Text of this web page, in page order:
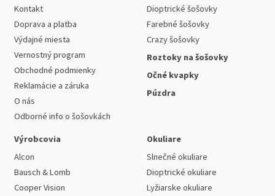
Kontakt
Doprava a platba
Výdajné miesta
Vernostný program
Obchodné podmienky
Reklamácie a záruka
O nás
Odborné info o šošovkách
Dioptrické šošovky
Farebné šošovky
Crazy šošovky
Roztoky na šošovky
Očné kvapky
Púzdra
Výrobcovia
Alcon
Bausch & Lomb
Cooper Vision
Okuliare
Slnečné okuliare
Dioptrické okuliare
Lyžiarske okuliare